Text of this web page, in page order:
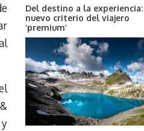
Del destino a la
nuevo criterio del viajero
‘premium’